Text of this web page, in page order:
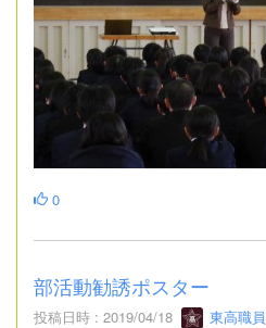
0
部活動勧誘ポスター
投稿日時 : 2019/04/18 東高職員